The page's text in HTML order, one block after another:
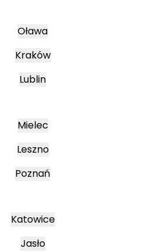
Oława
Kraków
Lublin
Mielec
Leszno
Poznań
Katowice
Jasło